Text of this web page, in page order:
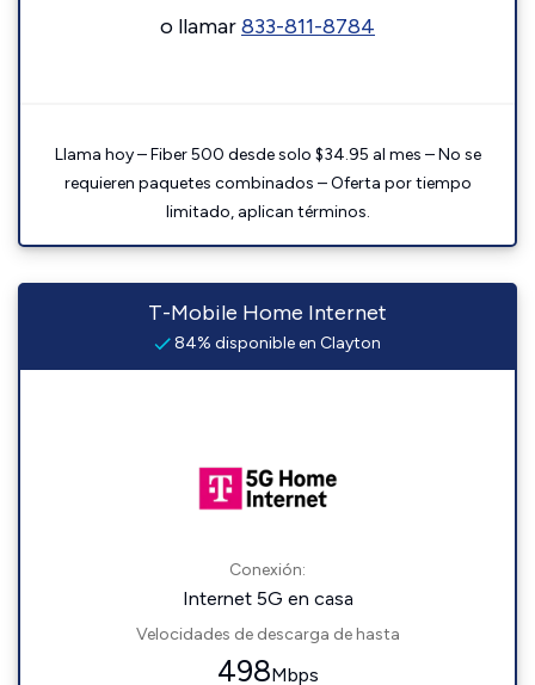
o llamar833-811-8784
Llama hoy – Fiber 500 desde solo $34.95 al mes – No se
requieren paquetes combinados – Oferta por tiempo
limitado, aplican términos.
T-Mobile Home Internet
84% disponible en Clayton
Conexión:
Internet 5G en casa
Velocidades de descarga de hasta
498Mbps